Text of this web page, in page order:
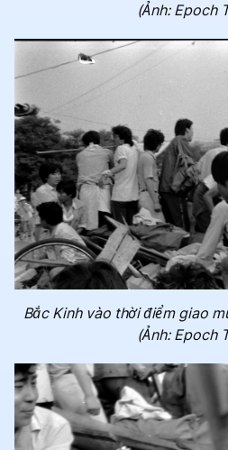
(Ảnh: Epoch
Bắc Kinh vào thời điểm giao
(Ảnh: Epoch